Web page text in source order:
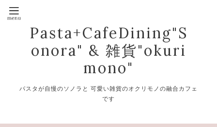
Pasta+CafeDining"S
onora" & 雑貨"okuri
mono"
パスタが自慢のソノラと 可愛い雑貨のオクリモノの融合カフェ
です